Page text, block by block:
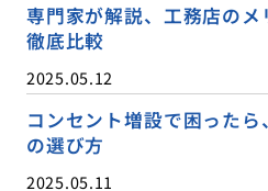
専門家が解説、工務店の
徹底比較
2025.05.12
コンセント増設で困った
の選び方
2025.05.11